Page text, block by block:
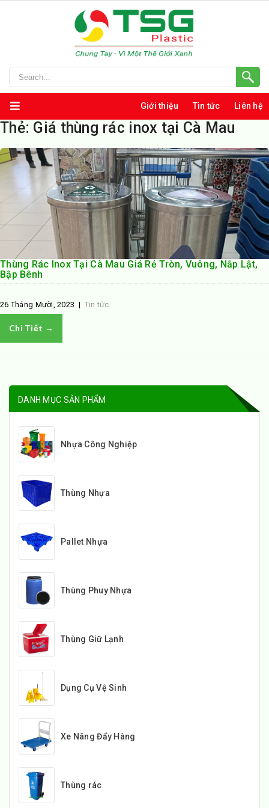
Giới thiệu Tin tức Liên hệ
Thẻ: Giá thùng rác inox tại Cà Mau
Thùng Rác Inox Tại Cà Mau Giá Rẻ Tròn, Vuông, Nắp Lật,
Bập Bênh
26 Tháng Mười, 2023 | Tin tức
Chi Tiết →
DANH MỤC SẢN PHẨM
Nhựa Công Nghiệp
Thùng Nhựa
Pallet Nhựa
Thùng Phuy Nhựa
Thùng Giữ Lạnh
Dụng Cụ Vệ Sinh
Xe Nâng Đẩy Hàng
Thùng rác